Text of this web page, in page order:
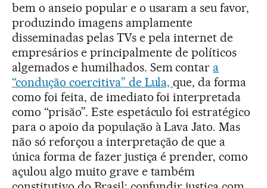
bem o anseio popular e o usaram a seu favor,
produzindo imagens amplamente
disseminadas pelas TVs e pela internet de
empresários e principalmente de políticos
algemados e humilhados. Sem contar a
“condução coercitiva” de Lula,que, da forma
como foi feita, de imediato foi interpretada
como “prisão”. Este espetáculo foi estratégico
para o apoio da população à Lava Jato. Mas
não só reforçou a interpretação de que a
única forma de fazer justiça é prender, como
açulou algo muito grave e também